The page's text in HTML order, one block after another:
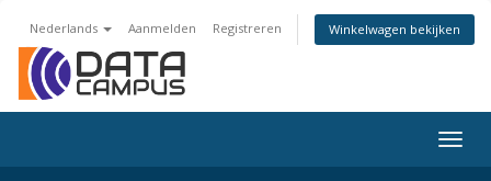
Nederlands Aanmelden Registreren Winkelwagen bekijken